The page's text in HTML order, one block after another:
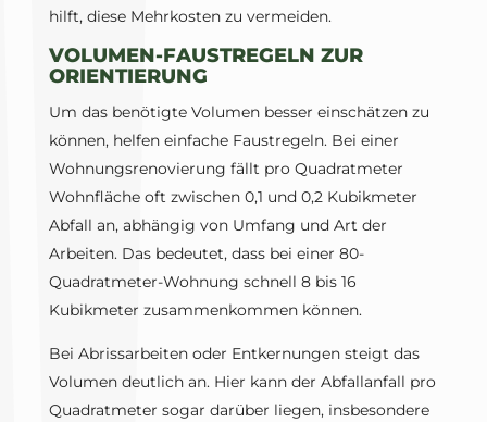
hilft, diese Mehrkosten zu vermeiden.
VOLUMEN-FAUSTREGELN ZUR
ORIENTIERUNG
Um das benötigte Volumen besser einschätzen zu
können, helfen einfache Faustregeln. Bei einer
Wohnungsrenovierung fällt pro Quadratmeter
Wohnfläche oft zwischen 0,1 und 0,2 Kubikmeter
Abfall an, abhängig von Umfang und Art der
Arbeiten. Das bedeutet, dass bei einer 80-
Quadratmeter-Wohnung schnell 8 bis 16
Kubikmeter zusammenkommen können.
Bei Abrissarbeiten oder Entkernungen steigt das
Volumen deutlich an. Hier kann der Abfallanfall pro
Quadratmeter sogar darüber liegen, insbesondere